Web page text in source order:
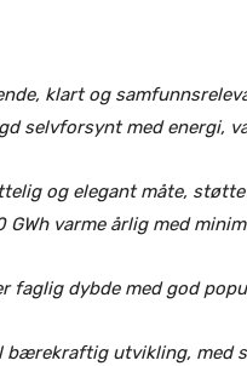
klart og
selvforsynt med energi,
og elegant måte,
varme årlig med
faglig dybde med god
utvikling, med